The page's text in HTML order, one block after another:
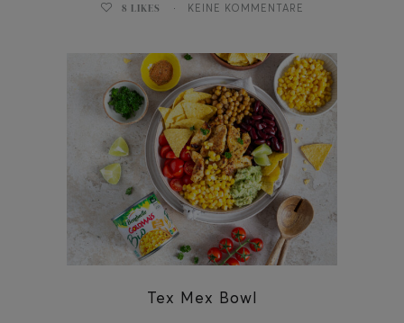
8 LIKES KEINE KOMMENTARE
Tex Mex Bowl